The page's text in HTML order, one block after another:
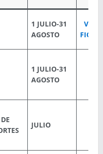
1 JULIO-31
AGOSTO
VER
FICHA
1 JULIO-31
AGOSTO
JULIO